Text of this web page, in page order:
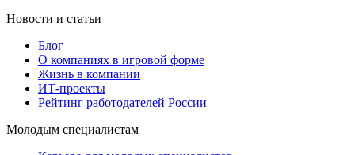
Новости и статьи
Блог
О компаниях в игровой форме
Жизнь в компании
ИТ-проекты
Рейтинг работодателей России
Молодым специалистам